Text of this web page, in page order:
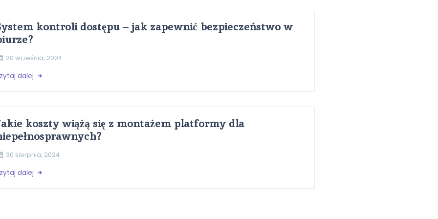
kontroli dostępu – jak zapewnić bezpieczeństwo w
20 września, 2024
dalej
koszty wiążą się z montażem platformy dla
30 sierpnia, 2024
dalej